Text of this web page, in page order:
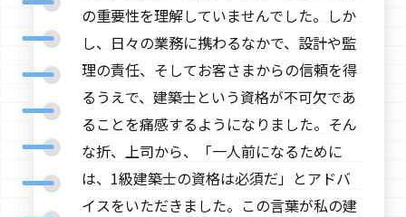
の重要性を理解していませんでした。しか
し、日々の業務に携わるなかで、設計や監
理の責任、そしてお客さまからの信頼を得
るうえで、建築士という資格が不可欠であ
ることを痛感するようになりました。そん
な折、上司から、「一人前になるために
は、1級建築士の資格は必須だ」とアドバ
イスをいただきました。この言葉が私の建